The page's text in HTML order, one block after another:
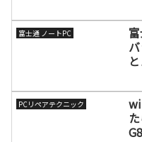
富士通 ノートPC
PCリペアテクニック